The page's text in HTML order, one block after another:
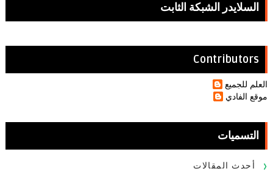
السلايدر الشبكة الثابت
Contributors
العلم للجميع
موقع الفادي
التسميات
أحدث المقالات